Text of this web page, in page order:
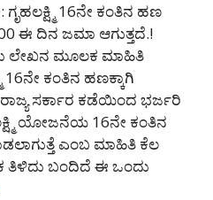
16ನೇ ಕಂತಿನ ಹಣ
ಈ ದಿನ ಜಮಾ ಆಗುತ್ತದೆ.!
ಲೇಖನ ಮೂಲಕ ಮಾಹಿತಿ
16ನೇ ಕಂತಿನ ಹಣಕ್ಕಾಗಿ
ಸರ್ಕಾರ ಕಡೆಯಿಂದ ಭರ್ಜರಿ
ಯೋಜನೆಯ 16ನೇ ಕಂತಿನ
ಎಂಬ ಮಾಹಿತಿ ಕೆಲ
ಬಂದಿದೆ ಈ ಒಂದು